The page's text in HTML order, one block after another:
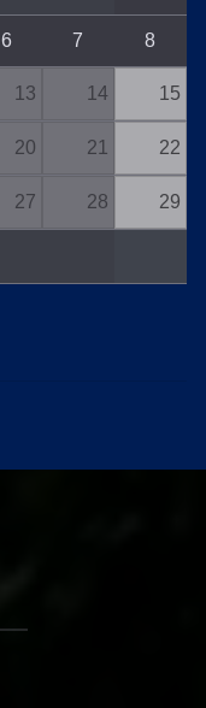
6 7 8
13 14 15
20 21 22
27 28 29